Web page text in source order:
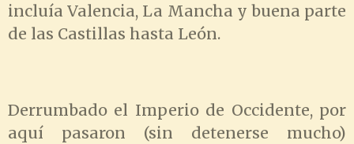
incluía Valencia, La Mancha y buena parte
de las Castillas hasta León.
Derrumbado el Imperio de Occidente, por
aquí pasaron (sin detenerse mucho)